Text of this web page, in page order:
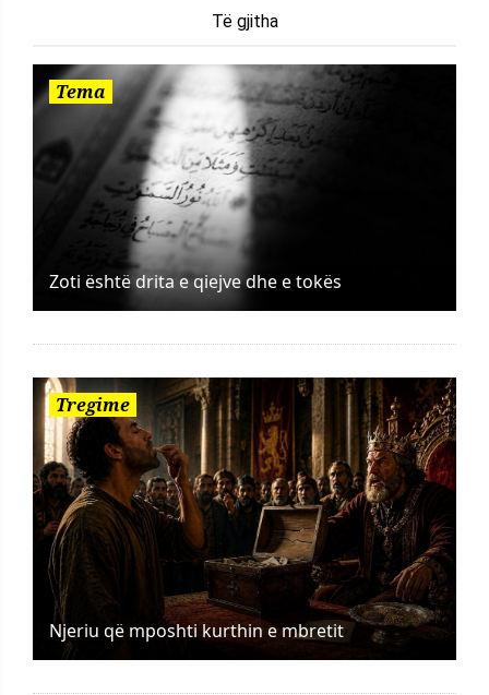
Të gjitha
Tema
Zoti është drita e qiejve dhe e tokës
Tregime
Njeriu që mposhti kurthin e mbretit